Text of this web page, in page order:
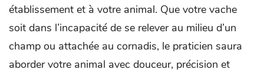
établissement et à votre animal. Que votre vache
soit dans l’incapacité de se relever au milieu d’un
champ ou attachée au cornadis, le praticien saura
aborder votre animal avec douceur, précision et